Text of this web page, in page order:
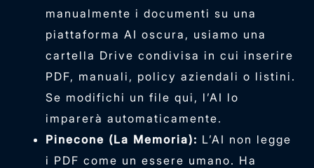
manualmente i documenti su una
piattaforma AI oscura, usiamo una
cartella Drive condivisa in cui inserire
PDF, manuali, policy aziendali o listini.
Se modifichi un file qui, l’AI lo
imparerà automaticamente.
Pinecone (La Memoria): L’AI non legge
i PDF come un essere umano. Ha